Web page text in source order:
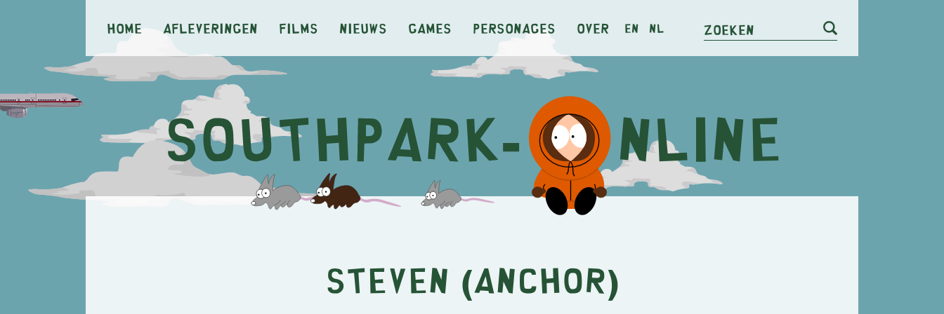
Home Afleveringen Films Nieuws Games Personages Over en nl Zoeken
Steven (anchor)